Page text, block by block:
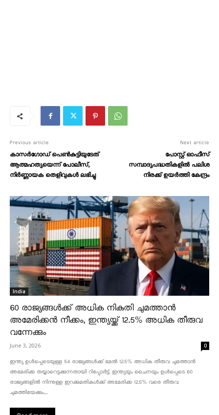
Previous article
കാസർഗോഡ് പെൺകുട്ടിയുടേത്
ആത്മഹത്യയെന്ന് പോലീസ്,
നിർണ്ണായക തെളിവുകൾ ലഭിച്ചു
Next article
പോസ്റ്റ് ഓഫീസ്
സമ്പാദ്യപദ്ധതികളിൽ പലിശ
നിരക്ക് ഉയർത്തി കേന്ദ്രം
India
60 രാജ്യങ്ങൾക്ക് അധിക നികുതി ചുമത്താൻ
അമേരിക്കൻ നീക്കം, ഇന്ത്യയ്ക്ക് 12.5% അധിക തീരുവ
വന്നേക്കും
June 3, 2026 0
ഇന്ത്യ ഉൾപ്പെടെയുള്ള 54 രാജ്യങ്ങൾക്ക് മേൽ 12.5% അധിക തീരുവ ചുമത്താൻ
അമേരിക്ക തയ്യാറെടുക്കുന്നതായി റിപ്പോർട്ട്. ഇന്ത്യയും ചൈനയും ഉൾപ്പെടെ 60
രാജ്യങ്ങളിൽ നിന്നുള്ള ഇറക്കുമതികൾക്ക് അമേരിക്ക 12.5% ​​വരെ തീരുവ
ചുമത്തിയേക്കും....